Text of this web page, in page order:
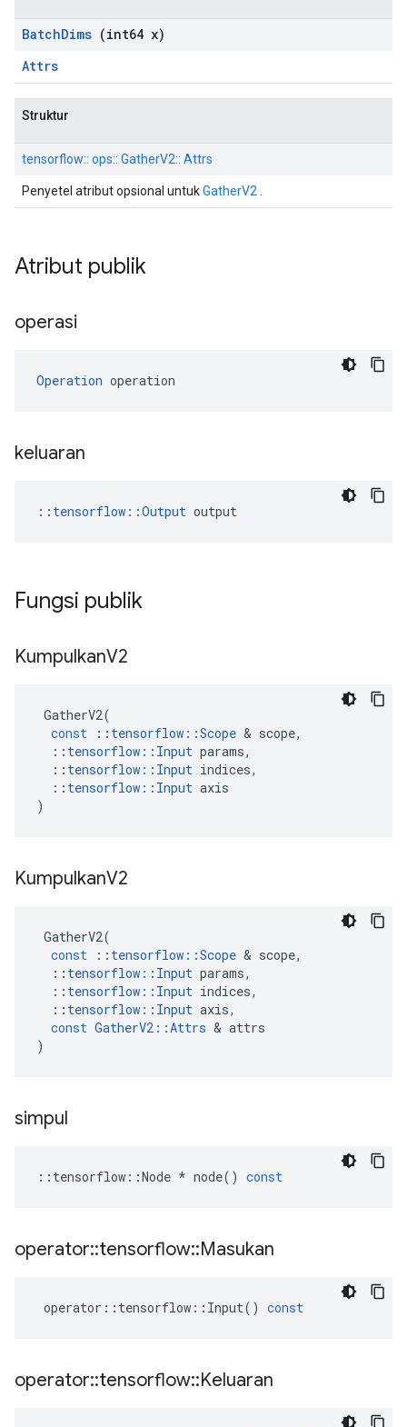
BatchDims (int64 x)
Attrs
Struktur
tensorflow:: ops:: GatherV2:: Attrs
Penyetel atribut opsional untukGatherV2
Atribut publik
operasi
Operation operation
keluaran
:: tensorflow::Output output
Fungsi publik
KumpulkanV2
GatherV2(
const
:: tensorflow ::Scope & scope,
:: tensorflow :: Input params,
:: tensorflow :: Input indices,
:: tensorflow :: Input axis
)
KumpulkanV2
GatherV2(
const
:: tensorflow ::Scope & scope,
:: tensorflow :: Input params,
:: tensorflow :: Input indices,
:: tensorflow :: Input axis,
const GatherV2 ::Attrs & attrs
)
simpul
:: tensorflow ::Node * node() const
operator::tensorflow::Masukan
operator :: tensorflow :: Input() const
operator::tensorflow::Keluaran